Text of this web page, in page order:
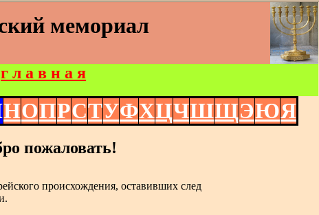
мемориал
г л а в н а я
НОПРСТУФХЦЧШЩЭЮЯ
пожаловать!
происхождения, оставивших след